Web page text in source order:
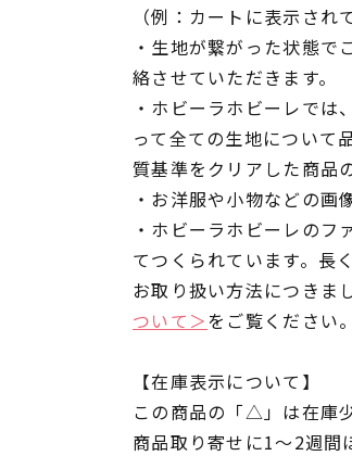
（例：カートに表示され
・生地が繋がった状態で
絡させていただきます。
・ホビーラホビーレで
って全ての生地について
質基準をクリアした商品
・お洋服や小物などの画
・ホビーラホビーレのフ
てつくられています。長
お取り扱い方法につきま
ついて＞をご覧ください。
【在庫表示について】
この商品の「△」は在庫
商品取り寄せに1～2週間